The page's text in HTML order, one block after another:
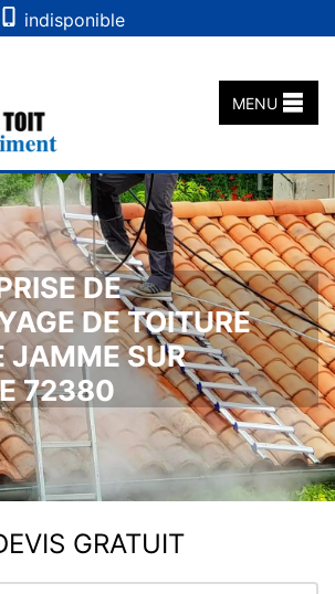
indisponible
MENU
DE
DE TOITURE
JAMME SUR
72380
GRATUIT